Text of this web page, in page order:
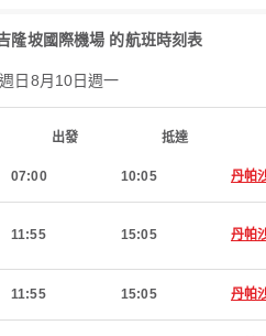
隆坡國際機場 的航班時刻表
日 8月10日週一
出發 抵達
07:00 10:05 丹帕
11:55 15:05 丹帕
11:55 15:05 丹帕